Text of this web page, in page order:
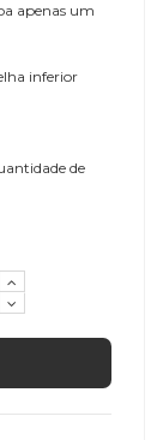
apenas um
inferior
de